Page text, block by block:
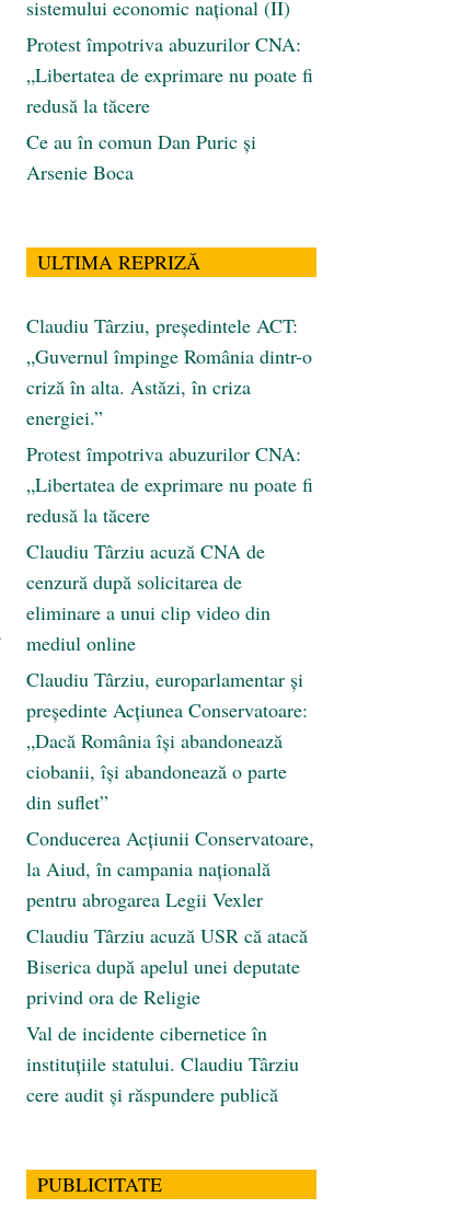
sistemului economic naţional (II)
Protest împotriva abuzurilor CNA:
„Libertatea de exprimare nu poate fi
redusă la tăcere
Ce au în comun Dan Puric şi
Arsenie Boca
ULTIMA REPRIZĂ
Claudiu Târziu, președintele ACT:
„Guvernul împinge România dintr-o
criză în alta. Astăzi, în criza
energiei.”
Protest împotriva abuzurilor CNA:
„Libertatea de exprimare nu poate fi
redusă la tăcere
Claudiu Târziu acuză CNA de
cenzură după solicitarea de
eliminare a unui clip video din
mediul online
Claudiu Târziu, europarlamentar și
președinte Acțiunea Conservatoare:
„Dacă România își abandonează
ciobanii, își abandonează o parte
din suflet”
Conducerea Acțiunii Conservatoare,
la Aiud, în campania națională
pentru abrogarea Legii Vexler
Claudiu Târziu acuză USR că atacă
Biserica după apelul unei deputate
privind ora de Religie
Val de incidente cibernetice în
instituțiile statului. Claudiu Târziu
cere audit și răspundere publică
PUBLICITATE